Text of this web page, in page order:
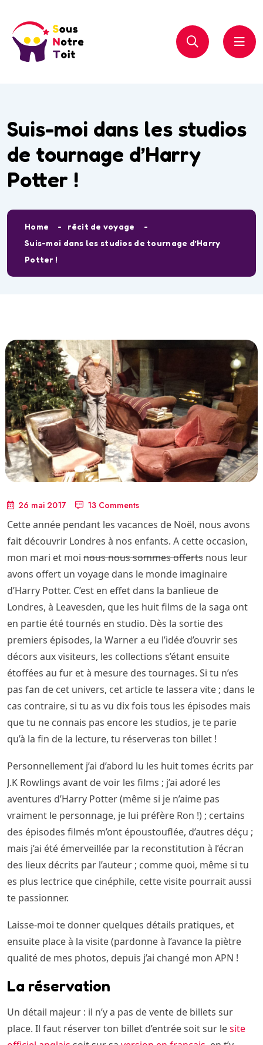
Suis-moi dans les studios
de tournage d’Harry
Potter !
Home
récit de voyage
Suis-moi dans les studios de tournage d’Harry
Potter !
26 mai 2017 13 Comments
Cette année pendant les vacances de Noël, nous avons
fait découvrir Londres à nos enfants. A cette occasion,
mon mari et moi nous nous sommes offerts nous leur
avons offert un voyage dans le monde imaginaire
d’Harry Potter. C’est en effet dans la banlieue de
Londres, à Leavesden, que les huit films de la saga ont
en partie été tournés en studio. Dès la sortie des
premiers épisodes, la Warner a eu l’idée d’ouvrir ses
décors aux visiteurs, les collections s’étant ensuite
étoffées au fur et à mesure des tournages. Si tu n’es
pas fan de cet univers, cet article te lassera vite ; dans le
cas contraire, si tu as vu dix fois tous les épisodes mais
que tu ne connais pas encore les studios, je te parie
qu’à la fin de la lecture, tu réserveras ton billet !
Personnellement j’ai d’abord lu les huit tomes écrits par
J.K Rowlings avant de voir les films ; j’ai adoré les
aventures d’Harry Potter (même si je n’aime pas
vraiment le personnage, je lui préfère Ron !) ; certains
des épisodes filmés m’ont époustouflée, d’autres déçu ;
mais j’ai été émerveillée par la reconstitution à l’écran
des lieux décrits par l’auteur ; comme quoi, même si tu
es plus lectrice que cinéphile, cette visite pourrait aussi
te passionner.
Laisse-moi te donner quelques détails pratiques, et
ensuite place à la visite (pardonne à l’avance la piètre
qualité de mes photos, depuis j’ai changé mon APN !
La réservation
Un détail majeur : il n’y a pas de vente de billets sur
place. Il faut réserver ton billet d’entrée soit sur lesite